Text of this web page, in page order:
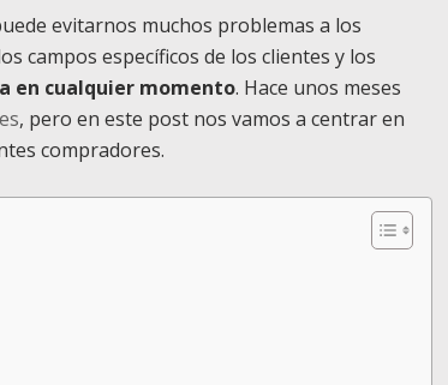
evitarnos muchos problemas a los
campos específicos de los clientes y los
en cualquier momento. Hace unos meses
, pero en este post nos vamos a centrar en
compradores.